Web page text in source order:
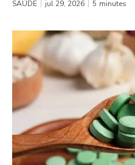
SAÚDE jul 29, 2026 5 minutes